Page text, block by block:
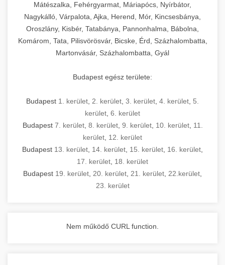
Mátészalka, Fehérgyarmat, Máriapócs, Nyírbátor,
Nagykálló, Várpalota, Ajka, Herend, Mór, Kincsesbánya,
Oroszlány, Kisbér, Tatabánya, Pannonhalma, Bábolna,
Komárom, Tata, Pilisvörösvár, Bicske, Érd, Százhalombatta,
Martonvásár, Százhalombatta, Gyál
Budapest egész területe:
Budapest 1. kerület 2. kerület 3. kerület 4. kerület 5.
kerület 6. kerület
Budapest 7. kerület, 8. kerület, 9. kerület, 10. kerület, 11.
kerület 12. kerület
Budapest 13. kerület 14. kerület 15. kerület 16. kerület
17. kerület 18. kerület
Budapest 19. kerület 20. kerület 21. kerület 22.kerület
23. kerület
Nem működő CURL function.